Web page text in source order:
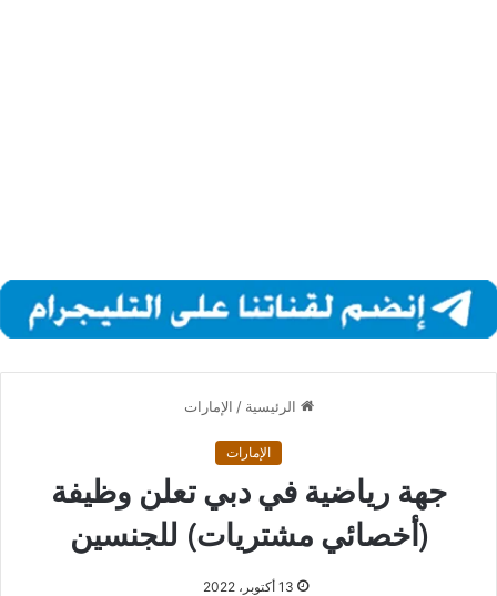
الرئيسية / الإمارات
الإمارات
جهة رياضية في دبي تعلن وظيفة
(أخصائي مشتريات) للجنسين
13 أكتوبر، 2022